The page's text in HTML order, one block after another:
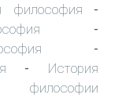
философия -
-
-
- История
философии